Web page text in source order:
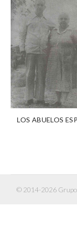
LOS ABUELOS
© 2014-2026 Grupo